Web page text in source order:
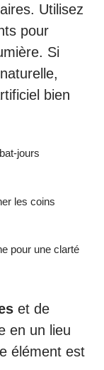
Utilisez
pour
Si
bien
jours
les coins
pour une clarté
et de
en un lieu
élément est